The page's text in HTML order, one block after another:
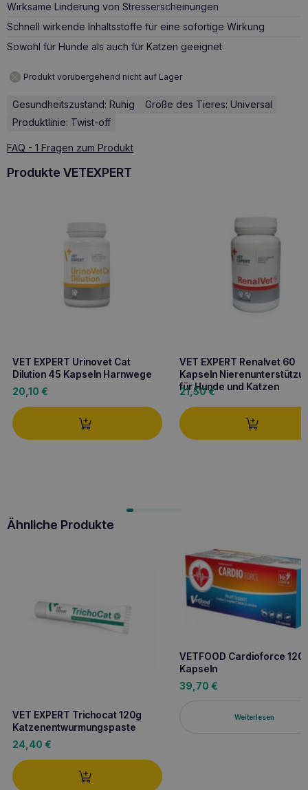
Wirksame Linderung von Stresserscheinungen
Schnell wirkende Inhaltsstoffe für eine sofortige Wirkung
Sowohl für Hunde als auch für Katzen geeignet
Produkt vorübergehend nicht auf Lager
Gesundheitszustand: Ruhig
Größe des Tieres: Universal
Produktlinie: Twist-off
FAQ - 1 Fragen zum Produkt
Produkte VETEXPERT
VET EXPERT Urinovet Cat
Dilution 45 Kapseln Harnwege
20,10 €
VET EXPERT Renalvet 60
Kapseln
für Hunde und Katzen
21,50€
Ähnliche Produkte
VET EXPERT Trichocat 120g
Katzenentwurmungspaste
24,40 €
VETFOOD Cardioforce 120
Kapseln
39,70 €
Weiterlesen